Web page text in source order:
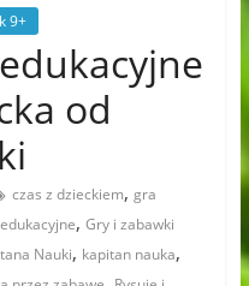
9+
od
czas z dzieckiem, gra
, Gry i zabawki
Nauki, kapitan nauka,